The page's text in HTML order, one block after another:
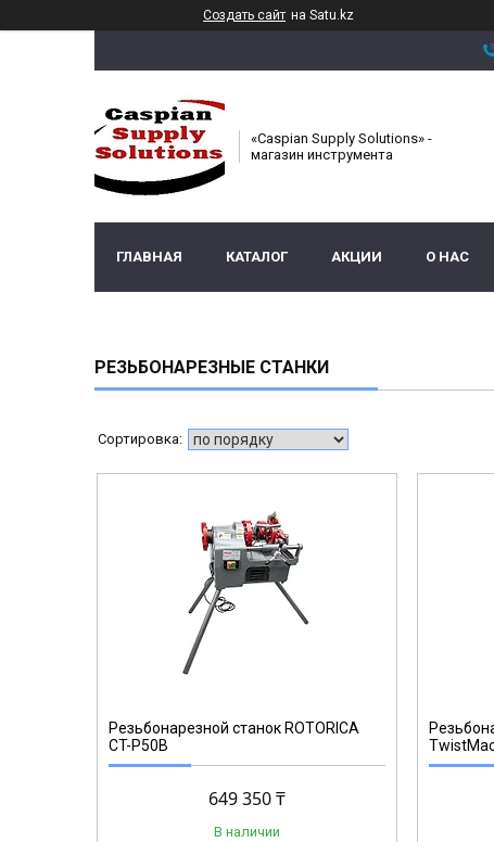
Создать сайт на Satu.kz
«Caspian Supply Solutions» -
магазин инструмента
ГЛАВНАЯ КАТАЛОГ АКЦИИ О НАС
РЕЗЬБОНАРЕЗНЫЕ СТАНКИ
Резьбонарезной станок ROTORICA
CT-P50B
649 350 ₸
В наличии